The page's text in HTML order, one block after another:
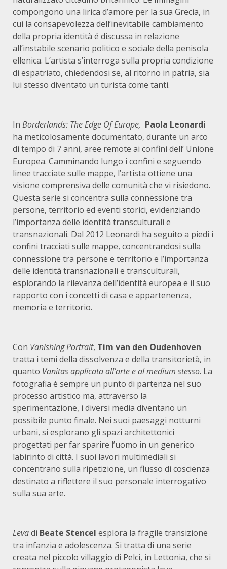
compongono una lirica d’amore per la sua Grecia, in
cui la consapevolezza dell’inevitabile cambiamento
della propria identità é discussa in relazione
all’instabile scenario politico e sociale della penisola
ellenica. L’artista s’interroga sulla propria condizione
di espatriato, chiedendosi se, al ritorno in patria, sia
lui stesso diventato un turista come tanti.
In Borderlands: The Edge Of Europe, Paola Leonardi
ha meticolosamente documentato, durante un arco
di tempo di 7 anni, aree remote ai confini dell’ Unione
Europea. Camminando lungo i confini e seguendo
linee tracciate sulle mappe, l’artista ottiene una
visione comprensiva delle comunità che vi risiedono.
Questa serie si concentra sulla connessione tra
persone, territorio ed eventi storici, evidenziando
l’importanza delle identità transculturali e
transnazionali. Dal 2012 Leonardi ha seguito a piedi i
confini tracciati sulle mappe, concentrandosi sulla
connessione tra persone e territorio e l’importanza
delle identità transnazionali e transculturali,
esplorando la rilevanza dell’identità europea e il suo
rapporto con i concetti di casa e appartenenza,
memoria e territorio.
Con Vanishing Portrait, Tim van den Oudenhoven
tratta i temi della dissolvenza e della transitorietà, in
quanto Vanitas applicata all’arte e al medium stesso. La
fotografia è sempre un punto di partenza nel suo
processo artistico ma, attraverso la
sperimentazione, i diversi media diventano un
possibile punto finale. Nei suoi paesaggi notturni
urbani, si esplorano gli spazi architettonici
progettati per far sparire l’uomo in un generico
labirinto di città. I suoi lavori multimediali si
concentrano sulla ripetizione, un flusso di coscienza
destinato a riflettere il suo personale interrogativo
sulla sua arte.
Levadi Beate Stencel esplora la fragile transizione
tra infanzia e adolescenza. Si tratta di una serie
creata nel piccolo villaggio di Pelci, in Lettonia, che si